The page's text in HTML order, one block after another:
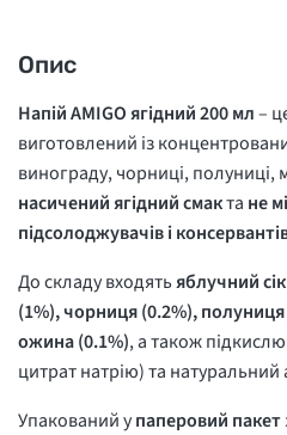
Опис
Напій AMIGO ягідний 200 мл–
виготовлений із
винограду, чорниці,
насичений ягідний смакта не
підсолоджувачів і
До складу входятьяблучний
(1%), чорниця (0.2%),
ожина (0.1%), а також
цитрат натрію) та
Упакований упаперовий пакет